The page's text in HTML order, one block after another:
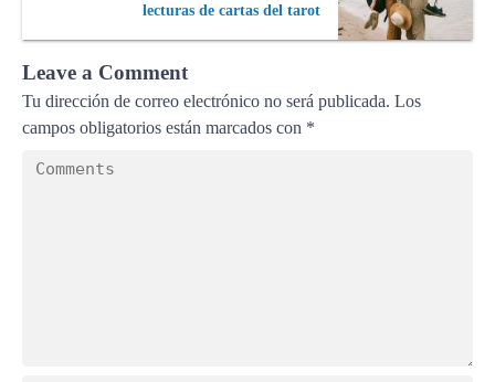
lecturas de cartas del tarot
Leave a Comment
Tu dirección de correo electrónico no será publicada. Los
campos obligatorios están marcados con *